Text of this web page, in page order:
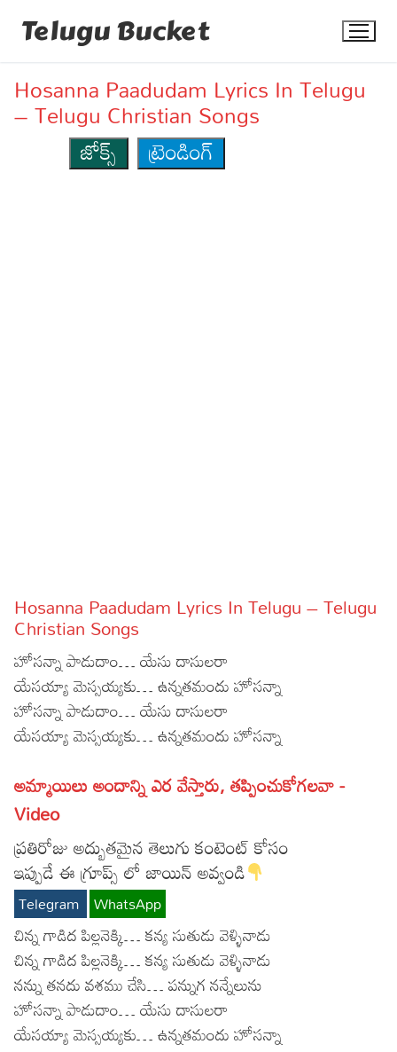
Telugu Bucket
Articles
Facts
Devotional
Christianity
Hinduism
Hindi
Lyrics in Hindi – Devotional Songs
Lyrics in Hindi – Movie Songs
Tamil
Lyrics in Tamil – Devotional Songs
Lyrics in Tamil – Movie Songs
Kannada
Lyrics in Kannada – Movie Songs
Hosanna Paadudam Lyrics In Telugu
– Telugu Christian Songs
జోక్స్
ట్రెండింగ్
Hosanna Paadudam Lyrics In Telugu – Telugu
Christian Songs
హోసన్నా పాడుదాం… యేసు దాసులరా
యేసయ్యా మెస్సయ్యకు… ఉన్నతమందు హోసన్నా
హోసన్నా పాడుదాం… యేసు దాసులరా
యేసయ్యా మెస్సయ్యకు… ఉన్నతమందు హోసన్నా
అమ్మాయిలు అందాన్ని ఎర వేస్తారు, తప్పించుకోగలవా -
Video
ప్రతిరోజు అద్బుతమైన తెలుగు కంటెంట్ కోసం
ఇప్పుడే ఈ గ్రూప్స్ లో జాయిన్ అవ్వండి
Telegram WhatsApp
చిన్న గాడిద పిల్లనెక్కి… కన్య సుతుడు వెళ్ళినాడు
చిన్న గాడిద పిల్లనెక్కి… కన్య సుతుడు వెళ్ళినాడు
నన్ను తనదు వశము చేసి… పన్నుగ నన్నేలును
హోసన్నా పాడుదాం… యేసు దాసులరా
యేసయ్యా మెస్సయ్యకు… ఉన్నతమందు హోసన్నా